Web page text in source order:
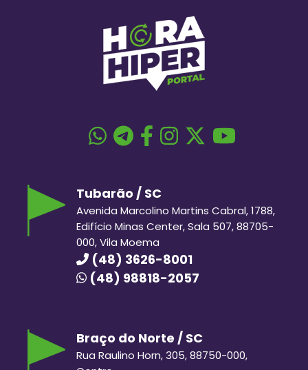
Tubarão / SC
Avenida Marcolino Martins Cabral, 1788,
Edifício Minas Center, Sala 507, 88705-
000, Vila Moema
(48) 3626-8001
(48) 98818-2057
Braço do Norte / SC
Rua Raulino Horn, 305, 88750-000,